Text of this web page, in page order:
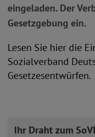
eingeladen. Der
Gesetzgebung ein.
Lesen Sie hier die
Sozialverband
Gesetzesentwürfen.
Ihr Draht zum